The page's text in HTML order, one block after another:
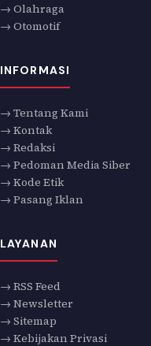
→ Olahraga
→ Otomotif
INFORMASI
→ Tentang Kami
→ Kontak
→ Redaksi
→ Pedoman Media Siber
→ Kode Etik
→ Pasang Iklan
LAYANAN
→ RSS Feed
→ Newsletter
→ Sitemap
→ Kebijakan Privasi